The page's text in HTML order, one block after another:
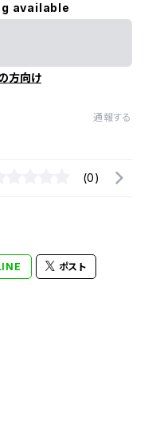
available
方向け
通報する
(0)
ポスト